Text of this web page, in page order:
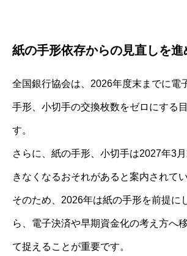
紙の手形依存からの見直しを進
全国銀行協会は、2026年度末までに電
手形、小切手の交換枚数をゼロにする
す。
さらに、紙の手形、小切手は2027年3
きなくなるおそれがあると案内されてい
そのため、2026年は紙の手形を前提に
ら、電子決済や早期資金化の考え方へ
て捉えることが重要です。